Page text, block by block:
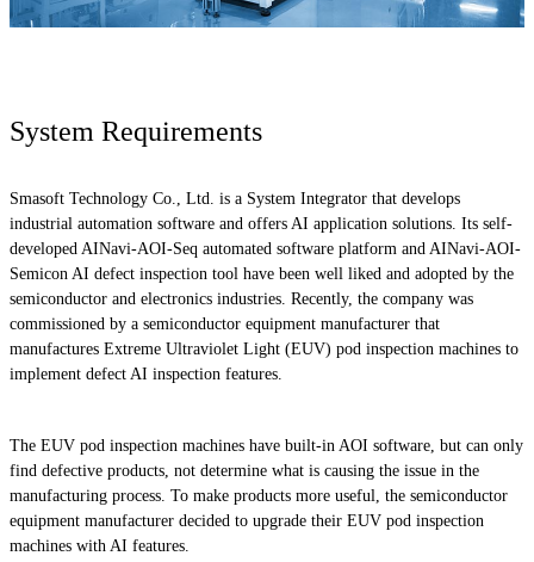
System Requirements
Smasoft Technology Co., Ltd. is a System Integrator that develops
industrial automation software and offers AI application solutions. Its self-
developed AINavi-AOI-Seq automated software platform and AINavi-AOI-
Semicon AI defect inspection tool have been well liked and adopted by the
semiconductor and electronics industries. Recently, the company was
commissioned by a semiconductor equipment manufacturer that
manufactures Extreme Ultraviolet Light (EUV) pod inspection machines to
implement defect AI inspection features.
The EUV pod inspection machines have built-in AOI software, but can only
find defective products, not determine what is causing the issue in the
manufacturing process. To make products more useful, the semiconductor
equipment manufacturer decided to upgrade their EUV pod inspection
machines with AI features.